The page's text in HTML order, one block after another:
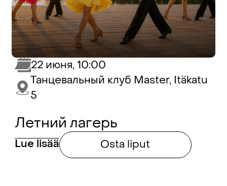
Летний лагерь
Lue lisää Osta liput
22 июня, 10:00
Танцевальный клуб Master, Itäkatu
5